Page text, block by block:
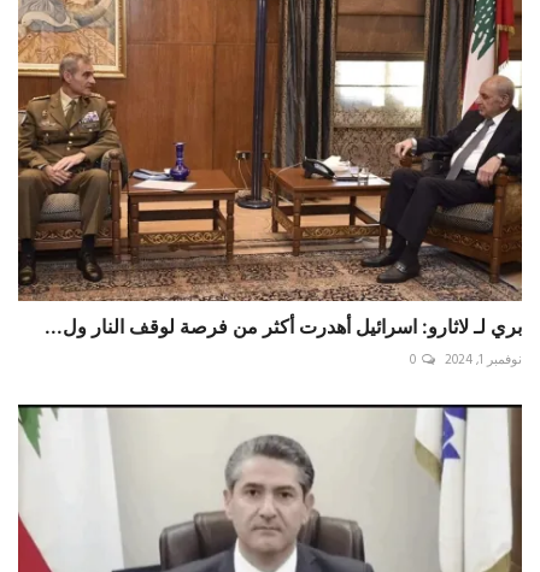
بري لـ لاثارو: اسرائيل أهدرت أكثر من فرصة لوقف النار ول...
نوفمبر 1, 2024 0